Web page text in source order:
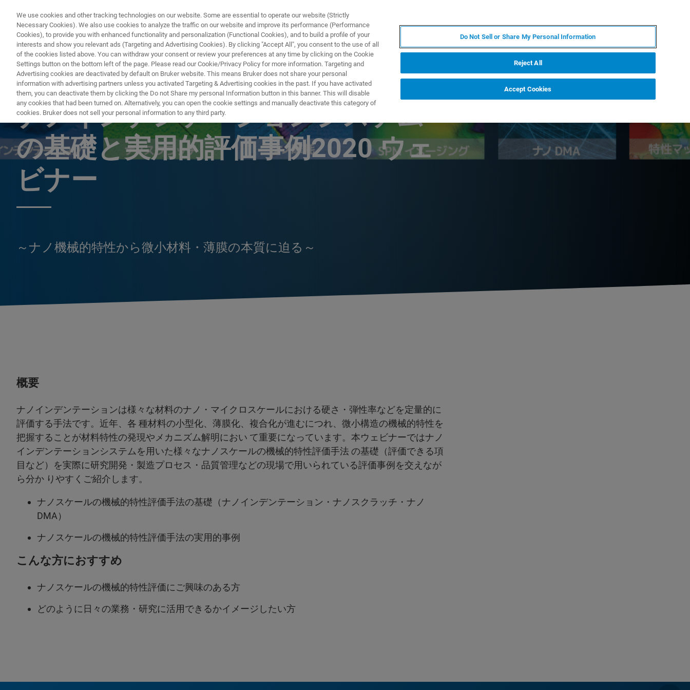
ATOMIC FORCE MICROSCOPY (AFM) & NANOMECHANICAL TEST INSTRUMENTS WEBINAR
ナノインデンテーションシステム
の基礎と実用的評価事例2020 ウェ
ビナー
～ナノ機械的特性から微小材料・薄膜の本質に迫る～
概要
ナノインデンテーションは様々な材料のナノ・マイクロスケールにおける硬さ・弾性率などを定量的に
評価する手法です。近年、各 種材料の小型化、薄膜化、複合化が進むにつれ、微小構造の機械的特性を
把握することが材料特性の発現やメカニズム解明におい て重要になっています。本ウェビナーではナノ
インデンテーションシステムを用いた様々なナノスケールの機械的特性評価手法 の基礎（評価できる項
目など）を実際に研究開発・製造プロセス・品質管理などの現場で用いられている評価事例を交えなが
ら分か りやすくご紹介します。
ナノスケールの機械的特性評価手法の基礎（ナノインデンテーション・ナノスクラッチ・ナノ
DMA）
ナノスケールの機械的特性評価手法の実用的事例
こんな方におすすめ
ナノスケールの機械的特性評価にご興味のある方
どのように日々の業務・研究に活用できるかイメージしたい方
We use cookies and other tracking technologies on our website. Some are essential to operate our website (Strictly
Necessary Cookies). We also use cookies to analyze the traffic on our website and improve its performance (Performance
Cookies), to provide you with enhanced functionality and personalization (Functional Cookies), and to build a profile of your
interests and show you relevant ads (Targeting and Advertising Cookies). By clicking "Accept All", you consent to the use of all
of the cookies listed above. You can withdraw your consent or review your preferences at any time by clicking on the Cookie
Settings button on the bottom left of the page. Please read our Cookie/Privacy Policy for more information. Targeting and
Advertising cookies are deactivated by default on Bruker website. This means Bruker does not share your personal
information with advertising partners unless you activated Targeting & Advertising cookies in the past. If you have activated
them, you can deactivate them by clicking the Do not Share my personal Information button in this banner. This will disable
any cookies that had been turned on. Alternatively, you can open the cookie settings and manually deactivate this category of
cookies. Bruker does not sell your personal information to any third party.
Do Not Sell or Share My Personal Information
Reject All
Accept Cookies